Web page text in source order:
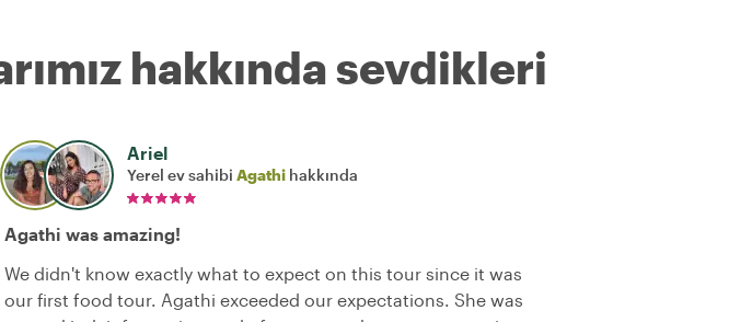
hakkında sevdikleri
Ariel
Yerel ev sahibi Agathi hakkında
Agathi was amazing!
We didn't know exactly what to expect on this tour since it was
our first food tour. Agathi exceeded our expectations. She was